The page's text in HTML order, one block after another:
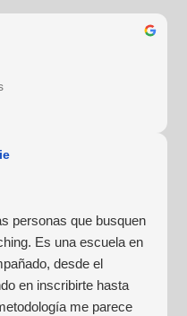
personas que busquen
Es una escuela en
desde el
en inscribirte hasta
me parece